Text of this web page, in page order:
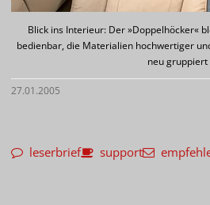
Blick ins Interieur: Der »Doppelhöcker«
bedienbar, die Materialien hochwertiger
neu gruppiert
27.01.2005
leserbrief support